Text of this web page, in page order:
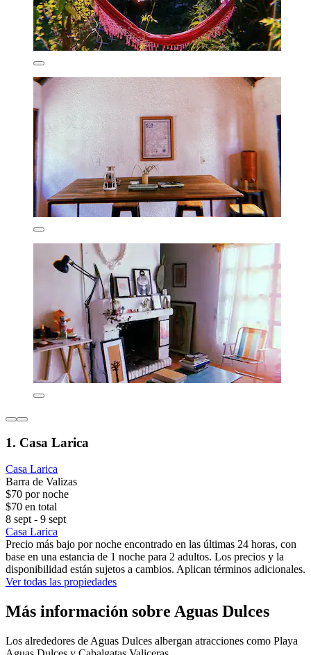
1. Casa Larica
Casa Larica
Barra de Valizas
$70 por noche
$70 en total
8 sept - 9 sept
Casa Larica
Precio más bajo por noche encontrado en las últimas 24 horas, con
base en una estancia de 1 noche para 2 adultos. Los precios y la
disponibilidad están sujetos a cambios. Aplican términos adicionales.
Ver todas las propiedades
Más información sobre Aguas Dulces
Los alrededores de Aguas Dulces albergan atracciones como Playa